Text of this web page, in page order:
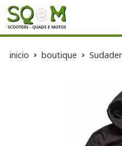
inicio boutique